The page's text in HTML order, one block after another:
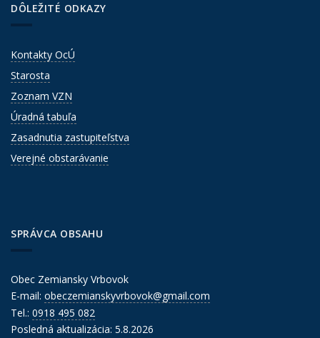
DÔLEŽITÉ ODKAZY
Kontakty OcÚ
Starosta
Zoznam VZN
Úradná tabuľa
Zasadnutia zastupiteľstva
Verejné obstarávanie
SPRÁVCA OBSAHU
Obec Zemiansky Vrbovok
E-mail: obeczemianskyvrbovok@gmail.com
Tel.: 0918 495 082
Posledná aktualizácia: 5.8.2026